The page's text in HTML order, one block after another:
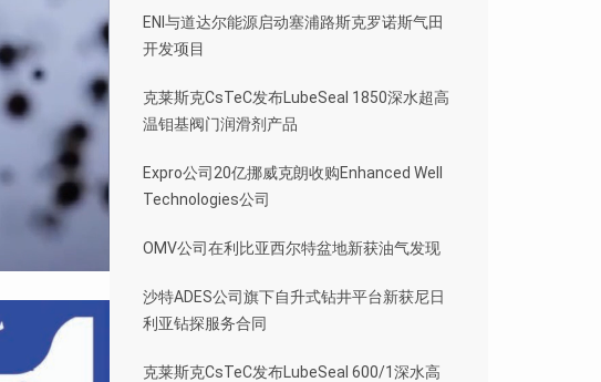
ENI与道达尔能源启动塞浦路斯克罗诺斯气田
开发项目
克莱斯克CsTeC发布LubeSeal 1850深水超高
温钼基阀门润滑剂产品
Expro公司20亿挪威克朗收购Enhanced Well
Technologies公司
OMV公司在利比亚西尔特盆地新获油气发现
沙特ADES公司旗下自升式钻井平台新获尼日
利亚钻探服务合同
克莱斯克CsTeC发布LubeSeal 600/1深水高